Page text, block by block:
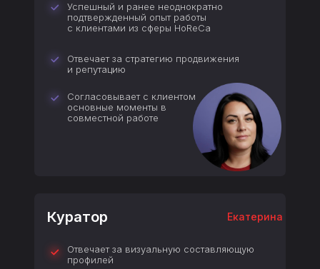
Екатерина
Куратор
Успешный и ранее неоднократно
подтвержденный опыт работы
с клиентами из сферы HoReCa
Отвечает за визуальную составляющую
профилей
Отвечает за стратегию продвижения
и репутацию
Согласовывает с клиентом
основные моменты в
совместной работе